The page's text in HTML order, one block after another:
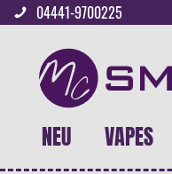
04441-9700225
NEU VAPES